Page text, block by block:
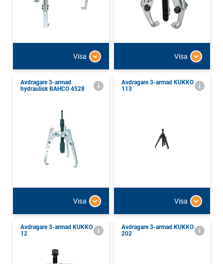
Visa Visa
Avdragare 3-armad
hydraulisk BAHCO 4528
Visa
Avdragare 3-armad KUKKO
113
Visa
Avdragare 3-armad KUKKO
12
Avdragare 3-armad KUKKO
202